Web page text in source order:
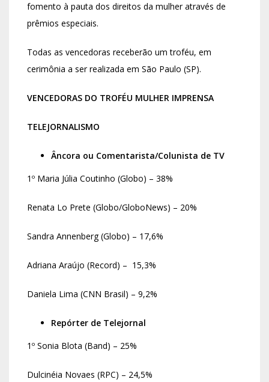
fomento à pauta dos direitos da mulher através de
prêmios especiais.
Todas as vencedoras receberão um troféu, em
cerimônia a ser realizada em São Paulo (SP).
VENCEDORAS DO TROFÉU MULHER IMPRENSA
TELEJORNALISMO
Âncora ou Comentarista/Colunista de TV
1º Maria Júlia Coutinho (Globo) – 38%
Renata Lo Prete (Globo/GloboNews) – 20%
Sandra Annenberg (Globo) – 17,6%
Adriana Araújo (Record) – 15,3%
Daniela Lima (CNN Brasil) – 9,2%
Repórter de Telejornal
1º Sonia Blota (Band) – 25%
Dulcinéia Novaes (RPC) – 24,5%